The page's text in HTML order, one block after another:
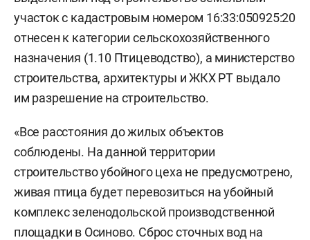
участок с кадастровым номером 16:33:050925:20
отнесен к категории сельскохозяйственного
назначения (1.10 Птицеводство), а министерство
строительства, архитектуры и ЖКХ РТ выдало
им разрешение на строительство.
«Все расстояния до жилых объектов
соблюдены. На данной территории
строительство убойного цеха не предусмотрено,
живая птица будет перевозиться на убойный
комплекс зеленодольской производственной
площадки в Осиново. Сброс сточных вод на